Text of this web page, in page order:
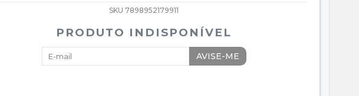
SKU 7898952179911
PRODUTO INDISPONÍVEL
AVISE-ME